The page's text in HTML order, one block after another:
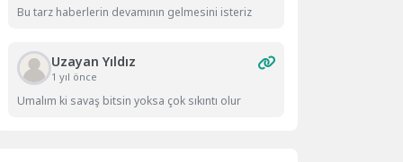
Bu tarz haberlerin devamının gelmesini isteriz
Uzayan Yıldız
1 yıl önce
Umalım ki savaş bitsin yoksa çok sıkıntı olur